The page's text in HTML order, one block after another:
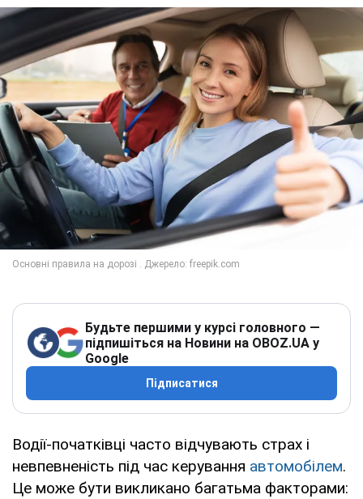
Будьте першими у курсі головного —
підпишіться на Новини на OBOZ.UA у
Google
Підписатися
Водії-початківці часто відчувають страх і
невпевненість під час керування автомобілем.
Це може бути викликано багатьма факторами: